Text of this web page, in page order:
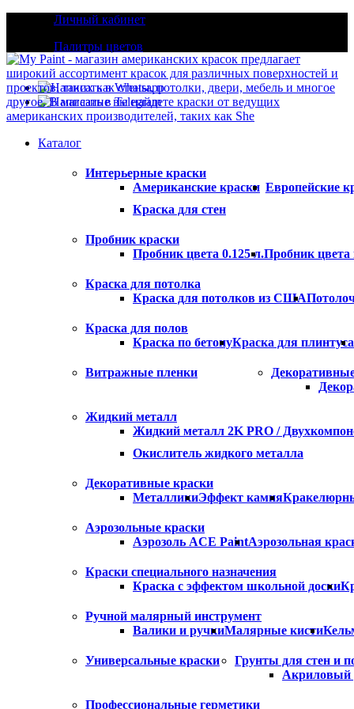
Личный кабинет
Палитры цветов
+7(916)288-67-76
Каталог
Интерьерные краски
Американские краски Европейские
Краска для стен
Пробник краски
Пробник цвета 0.125 л.Пробник цвета
Краска для потолка
Краска для потолков из США
Краска для полов
Краска по бетонуКраска для плинтуса
Витражные пленки
Жидкий металл
Жидкий металл 2K PRO /
Окислитель жидкого металла
Декоративные краски
МеталликиЭффект камня
Аэрозольные краски
Аэрозоль ACE PaintАэрозольная
Краски специального назначения
Краска с эффектом школьной доски
Ручной малярный инструмент
Валики и ручкиМалярные кисти
Универсальные краски
Грунты для стен и
Акриловый
Профессиональные герметики